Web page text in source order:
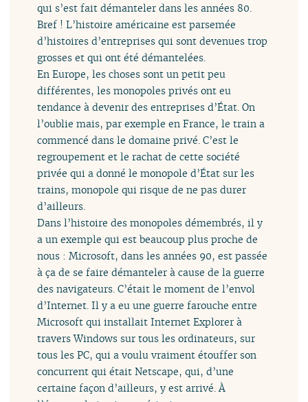
qui s’est fait démanteler dans les années 80.
Bref ! L’histoire américaine est parsemée
d’histoires d’entreprises qui sont devenues trop
grosses et qui ont été démantelées.
En Europe, les choses sont un petit peu
différentes, les monopoles privés ont eu
tendance à devenir des entreprises d’État. On
l’oublie mais, par exemple en France, le train a
commencé dans le domaine privé. C’est le
regroupement et le rachat de cette société
privée qui a donné le monopole d’État sur les
trains, monopole qui risque de ne pas durer
d’ailleurs.
Dans l’histoire des monopoles démembrés, il y
a un exemple qui est beaucoup plus proche de
nous : Microsoft, dans les années 90, est passée
à ça de se faire démanteler à cause de la guerre
des navigateurs. C’était le moment de l’envol
d’Internet. Il y a eu une guerre farouche entre
Microsoft qui installait Internet Explorer à
travers Windows sur tous les ordinateurs, sur
tous les PC, qui a voulu vraiment étouffer son
concurrent qui était Netscape, qui, d’une
certaine façon d’ailleurs, y est arrivé. À